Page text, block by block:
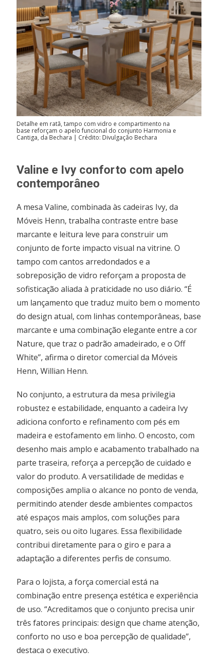
Detalhe em ratã, tampo com vidro e compartimento na
base reforçam o apelo funcional do conjunto Harmonia e
Cantiga, da Bechara | Crédito: Divulgação Bechara
Valine e Ivy conforto com apelo
contemporâneo
A mesa Valine, combinada às cadeiras Ivy, da
Móveis Henn, trabalha contraste entre base
marcante e leitura leve para construir um
conjunto de forte impacto visual na vitrine. O
tampo com cantos arredondados e a
sobreposição de vidro reforçam a proposta de
sofisticação aliada à praticidade no uso diário. “É
um lançamento que traduz muito bem o momento
do design atual, com linhas contemporâneas, base
marcante e uma combinação elegante entre a cor
Nature, que traz o padrão amadeirado, e o Off
White”, afirma o diretor comercial da Móveis
Henn, Willian Henn.
No conjunto, a estrutura da mesa privilegia
robustez e estabilidade, enquanto a cadeira Ivy
adiciona conforto e refinamento com pés em
madeira e estofamento em linho. O encosto, com
desenho mais amplo e acabamento trabalhado na
parte traseira, reforça a percepção de cuidado e
valor do produto. A versatilidade de medidas e
composições amplia o alcance no ponto de venda,
permitindo atender desde ambientes compactos
até espaços mais amplos, com soluções para
quatro, seis ou oito lugares. Essa flexibilidade
contribui diretamente para o giro e para a
adaptação a diferentes perfis de consumo.
Para o lojista, a força comercial está na
combinação entre presença estética e experiência
de uso. “Acreditamos que o conjunto precisa unir
três fatores principais: design que chame atenção,
conforto no uso e boa percepção de qualidade”,
destaca o executivo.